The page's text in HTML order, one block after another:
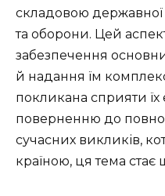
складовою державної
та оборони. Цей
забезпечення
й надання їм
покликана сприяти їх
поверненню до
сучасних викликів,
країною, ця тема стає